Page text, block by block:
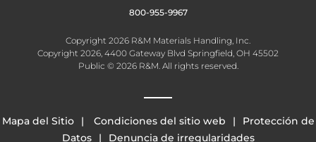
800-955-9967
Copyright 2026 R&M Materials Handling, Inc.
Copyright 2026, 4400 Gateway Blvd Springfield, OH 45502
Public © 2026 R&M. All rights reserved.
Mapa del Sitio Condiciones del sitio web
Protección de
Datos
Denuncia de irregularidades